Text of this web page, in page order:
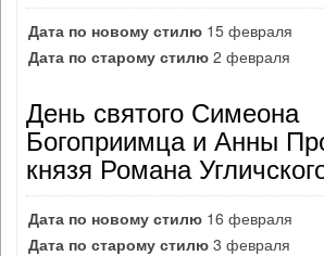
Дата по новому стилю 15 февраля
Дата по старому стилю 2 февраля
День святого Симеона
Богоприимца и Анны
князя Романа
Дата по новому стилю 16 февраля
Дата по старому стилю 3 февраля